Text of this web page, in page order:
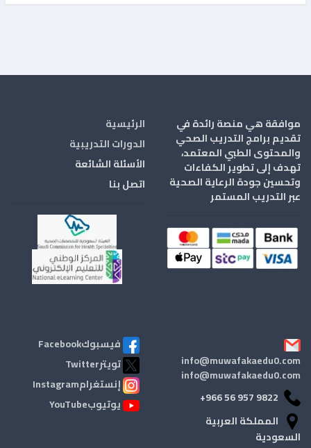
موافقة هي منصة رائدة في
تقديم برامج التدريب الصحي
والمحتوى الطبي المعتمد،
تهدف إلى تطوير الكفاءات
وتحسين جودة الرعاية الصحية
عبر التدريب المستمر
الرئيسية
الدورات التدريبية
الأسئلة الشائعة
اتصل بنا
info@muwafakaedu0.com
info@muwafakaedu0.com
+966 56 957 9822
المملكة العربية
السعودية
فيسبوكFacebook
تويترTwitter
إنستغرامInstagram
يوتيوبYouTube